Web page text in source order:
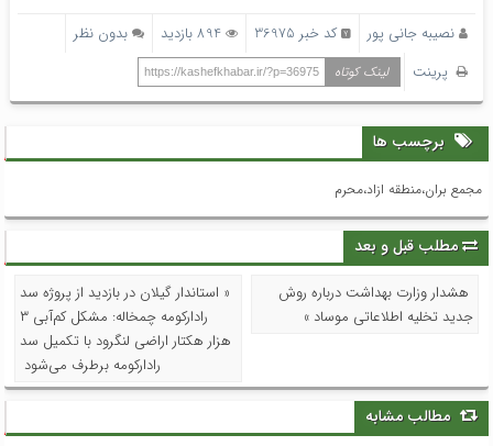
نصیبه جانی پور کد خبر 36975 894 بازدید
بدون نظر
پرینت
لینک کوتاه https://kashefkhabar.ir/?p=36975
برچسب ها
مجمع بران،منطقه ازاد،محرم
مطلب قبل و بعد
هشدار وزارت بهداشت درباره روش
جدید تخلیه اطلاعاتی موساد »
« استاندار گیلان در بازدید از پروژه سد
رادارکومه چمخاله: مشکل کم‌آبی ۳
هزار هکتار اراضی لنگرود با تکمیل سد
رادارکومه برطرف می‌شود
مطالب مشابه